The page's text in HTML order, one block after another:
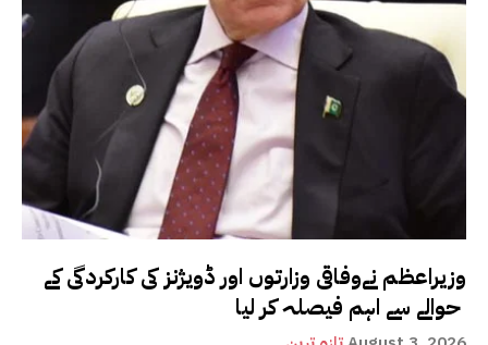
وزیراعظم نےوفاقی وزارتوں اور ڈویژنز کی کارکردگی کے